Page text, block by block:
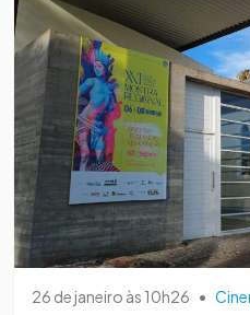
26 de janeiro às 10h26 •